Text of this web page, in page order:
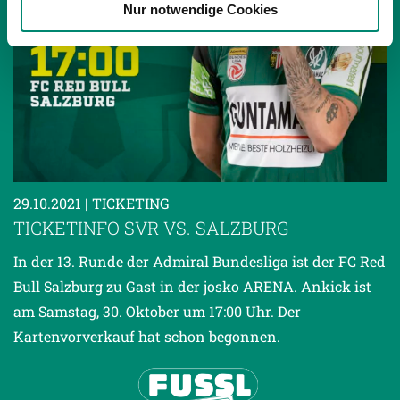
haben oder die sie im Rahmen Ihrer Nutzung der Dienste
gesammelt haben.
Weitere Details, insbesondere zu Speicherdauer und
Empfänger entnehmen Sie unserer
Nur notwendige Cookies
29.10.2021 | TICKETING
TICKETINFO SVR VS. SALZBURG
In der 13. Runde der Admiral Bundesliga ist der FC Red
Bull Salzburg zu Gast in der josko ARENA. Ankick ist
am Samstag, 30. Oktober um 17:00 Uhr. Der
Kartenvorverkauf hat schon begonnen.